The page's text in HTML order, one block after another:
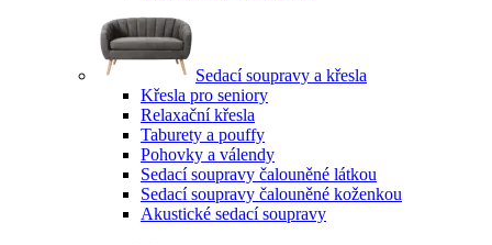
Sedací soupravy a křesla
Křesla pro seniory
Relaxační křesla
Taburety a pouffy
Pohovky a válendy
Sedací soupravy čalouněné látkou
Sedací soupravy čalouněné koženkou
Akustické sedací soupravy